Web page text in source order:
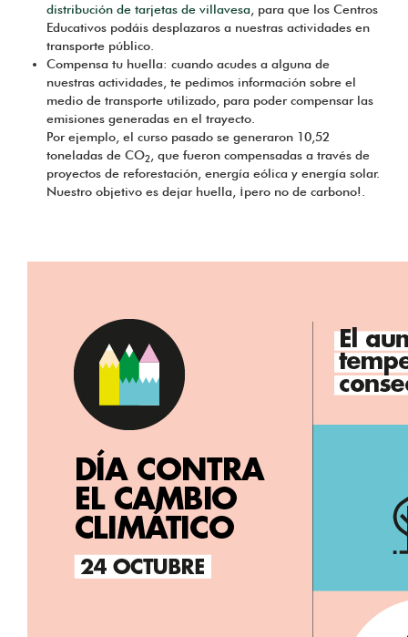
distribución de tarjetas de villavesa, para que los Centros
Educativos podáis desplazaros a nuestras actividades en
transporte público.
Compensa tu huella: cuando acudes a alguna de
nuestras actividades, te pedimos información sobre el
medio de transporte utilizado, para poder compensar las
emisiones generadas en el trayecto.
Por ejemplo, el curso pasado se generaron 10,52
toneladas de CO2, que fueron compensadas a través de
proyectos de reforestación, energía eólica y energía solar.
Nuestro objetivo es dejar huella, ¡pero no de carbono!.